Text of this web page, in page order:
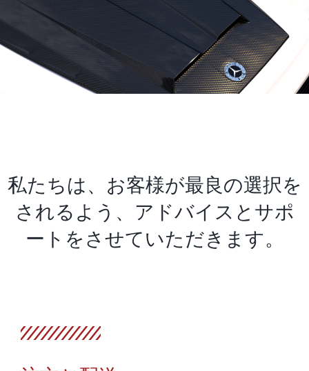
私たちは、お客様が最良の選択を
されるよう、アドバイスとサポ
ートをさせていただきます。